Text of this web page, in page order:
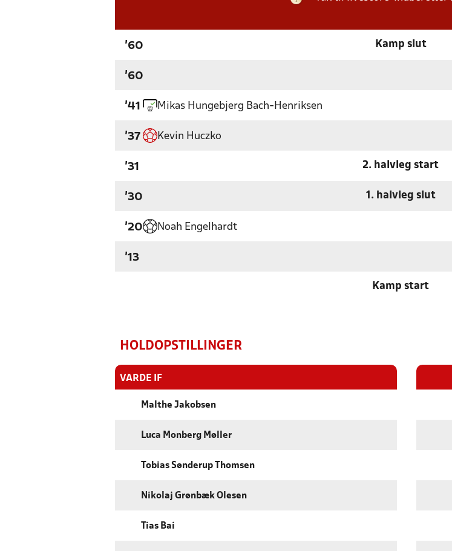
'60 Kamp slut
'60
'41 Mikas Hungebjerg Bach-Henriksen
'37 Kevin Huczko
'31 2. halvleg start
'30 1. halvleg slut
'20 Noah Engelhardt
'13
Kamp start
HOLDOPSTILLINGER
VARDE IF
Malthe Jakobsen
Luca Monberg Møller
Tobias Sønderup Thomsen
Nikolaj Grønbæk Olesen
Tias Bai